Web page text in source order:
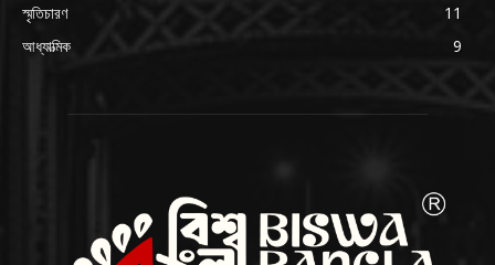
স্মৃতিচারণ
11
আধ্যাত্মিক
9